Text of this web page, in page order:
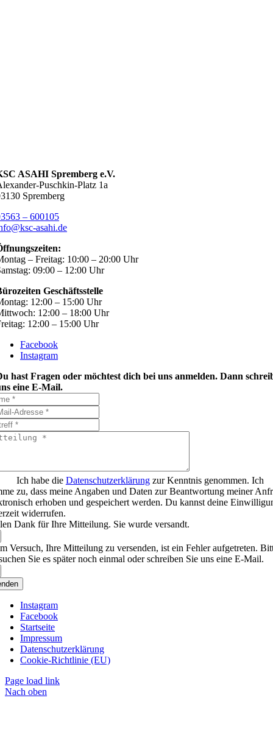
ASAHI Spremberg e.V.
Puschkin-Platz 1a
Spremberg
– 600105
asahi.de
– Freitag: 10:00 – 20:00 Uhr
09:00 – 12:00 Uhr
Geschäftsstelle
12:00 – 15:00 Uhr
12:00 – 18:00 Uhr
12:00 – 15:00 Uhr
Facebook
Instagram
hast Fragen oder möchtest dich bei uns anmelden. Dann
eine E-Mail.
Ich habe die Datenschutzerklärungzur Kenntnis genommen. Ich
zu, dass meine Angaben und Daten zur Beantwortung meiner
erhoben und gespeichert werden. Du kannst deine
widerrufen.
Dank für Ihre Mitteilung. Sie wurde versandt.
Versuch, Ihre Mitteilung zu versenden, ist ein Fehler aufgetreten.
Sie es später noch einmal oder schreiben Sie uns eine E-Mail.
Instagram
Facebook
Startseite
Impressum
Datenschutzerklärung
Cookie-Richtlinie (EU)
Page load link
Nach oben